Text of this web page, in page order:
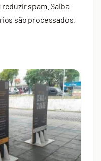
reduzir spam.Saiba
são processados